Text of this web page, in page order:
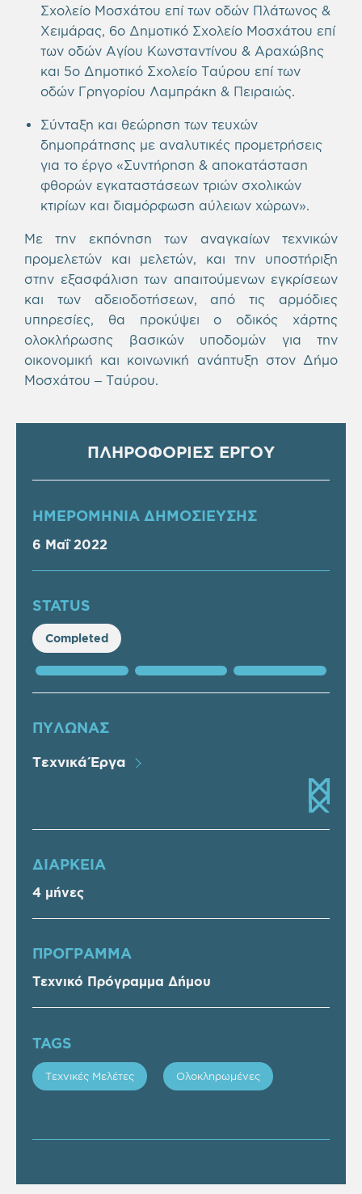
Σχολείο Μοσχάτου επί των οδών Πλάτωνος &
Χειμάρας, 6ο Δημοτικό Σχολείο Μοσχάτου επί
των οδών Αγίου Κωνσταντίνου & Αραχώβης
και 5ο Δημοτικό Σχολείο Ταύρου επί των
οδών Γρηγορίου Λαμπράκη & Πειραιώς.
Σύνταξη και θεώρηση των τευχών
δημοπράτησης με αναλυτικές προμετρήσεις
για το έργο «Συντήρηση & αποκατάσταση
φθορών εγκαταστάσεων τριών σχολικών
κτιρίων και διαμόρφωση αύλειων χώρων».
Με την εκπόνηση των αναγκαίων τεχνικών
προμελετών και μελετών, και την υποστήριξη
στην εξασφάλιση των απαιτούμενων εγκρίσεων
και των αδειοδοτήσεων, από τις αρμόδιες
υπηρεσίες, θα προκύψει ο οδικός χάρτης
ολοκλήρωσης βασικών υποδομών για την
οικονομική και κοινωνική ανάπτυξη στον Δήμο
Μοσχάτου – Ταύρου.
ΠΛΗΡΟΦΟΡΙΕΣ ΕΡΓΟΥ
ΗΜΕΡΟΜΗΝΙΑ ΔΗΜΟΣΙΕΥΣΗΣ
6 Μαΐ 2022
STATUS
Completed
ΠΥΛΩΝΑΣ
Τεχνικά Έργα
ΔΙΑΡΚΕΙΑ
4 μήνες
ΠΡOΓΡΑΜΜΑ
Τεχνικό Πρόγραμμα Δήμου
TAGS
Τεχνικές Μελέτες Ολοκληρωμένες